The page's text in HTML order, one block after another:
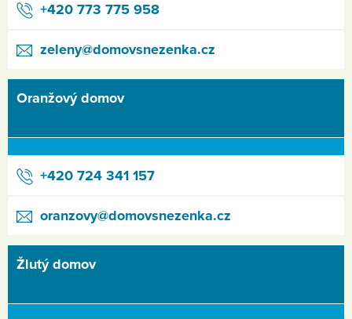
+420 773 775 958
zeleny@domovsnezenka.cz
Oranžový domov
+420 724 341 157
oranzovy@domovsnezenka.cz
Žlutý domov